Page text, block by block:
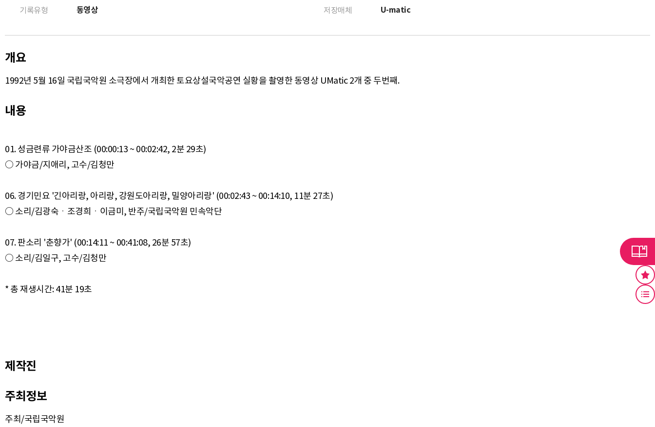
기록유형 동영상 저장매체 U-matic
개요
1992년 5월 16일 국립국악원 소극장에서 개최한 토요상설국악공연 실황을 촬영한 동영상 UMatic 2개 중 두번째.
내용
01. 성금련류 가야금산조 (00:00:13 ~ 00:02:42, 2분 29초)
○ 가야금/지애리, 고수/김청만
06. 경기민요 '긴아리랑, 아리랑, 강원도아리랑, 밀양아리랑' (00:02:43 ~ 00:14:10, 11분 27초)
○ 소리/김광숙ㆍ조경희ㆍ이금미, 반주/국립국악원 민속악단
07. 판소리 '춘향가' (00:14:11 ~ 00:41:08, 26분 57초)
○ 소리/김일구, 고수/김청만
제작진
주최정보
주최/국립국악원